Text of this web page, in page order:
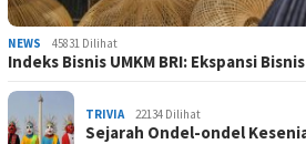
NEWS 45831 Dilihat
Indeks Bisnis UMKM BRI: Ekspansi
TRIVIA 22134 Dilihat
Sejarah Ondel-ondel